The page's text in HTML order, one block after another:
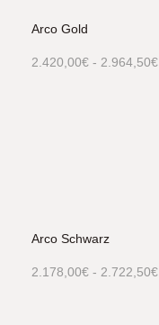
Arco Gold
2.420,00€ - 2.964,50€
Arco Schwarz
2.178,00€ - 2.722,50€